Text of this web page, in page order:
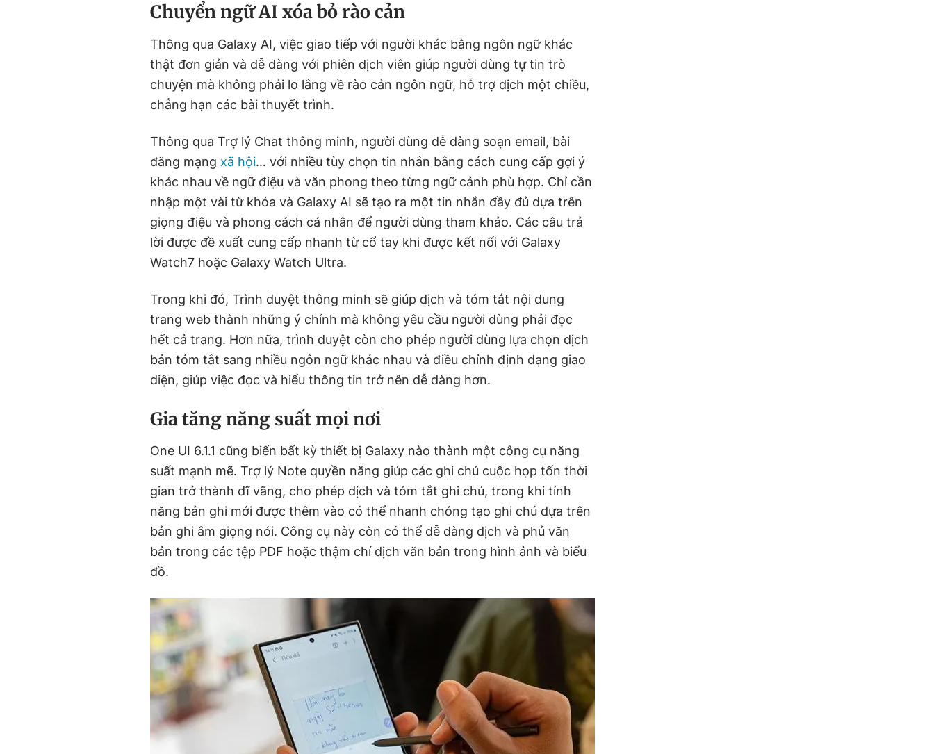
Chuyển ngữ AI xóa bỏ rào cản
Thông qua Galaxy AI, việc giao tiếp với người khác bằng ngôn ngữ khác
thật đơn giản và dễ dàng với phiên dịch viên giúp người dùng tự tin trò
chuyện mà không phải lo lắng về rào cản ngôn ngữ, hỗ trợ dịch một chiều,
chẳng hạn các bài thuyết trình.
Thông qua Trợ lý Chat thông minh, người dùng dễ dàng soạn email, bài
đăng mạng xã hội… với nhiều tùy chọn tin nhắn bằng cách cung cấp gợi ý
khác nhau về ngữ điệu và văn phong theo từng ngữ cảnh phù hợp. Chỉ cần
nhập một vài từ khóa và Galaxy AI sẽ tạo ra một tin nhắn đầy đủ dựa trên
giọng điệu và phong cách cá nhân để người dùng tham khảo. Các câu trả
lời được đề xuất cung cấp nhanh từ cổ tay khi được kết nối với Galaxy
Watch7 hoặc Galaxy Watch Ultra.
Trong khi đó, Trình duyệt thông minh sẽ giúp dịch và tóm tắt nội dung
trang web thành những ý chính mà không yêu cầu người dùng phải đọc
hết cả trang. Hơn nữa, trình duyệt còn cho phép người dùng lựa chọn dịch
bản tóm tắt sang nhiều ngôn ngữ khác nhau và điều chỉnh định dạng giao
diện, giúp việc đọc và hiểu thông tin trở nên dễ dàng hơn.
Gia tăng năng suất mọi nơi
One UI 6.1.1 cũng biến bất kỳ thiết bị Galaxy nào thành một công cụ năng
suất mạnh mẽ. Trợ lý Note quyền năng giúp các ghi chú cuộc họp tốn thời
gian trở thành dĩ vãng, cho phép dịch và tóm tắt ghi chú, trong khi tính
năng bản ghi mới được thêm vào có thể nhanh chóng tạo ghi chú dựa trên
bản ghi âm giọng nói. Công cụ này còn có thể dễ dàng dịch và phủ văn
bản trong các tệp PDF hoặc thậm chí dịch văn bản trong hình ảnh và biểu
đồ.